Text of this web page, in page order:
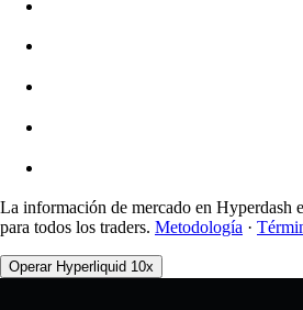
0.0450% / 0.0150%
La información de mercado en Hyperdash
para todos los traders. Metodología ·
Operar Hyperliquid 10x